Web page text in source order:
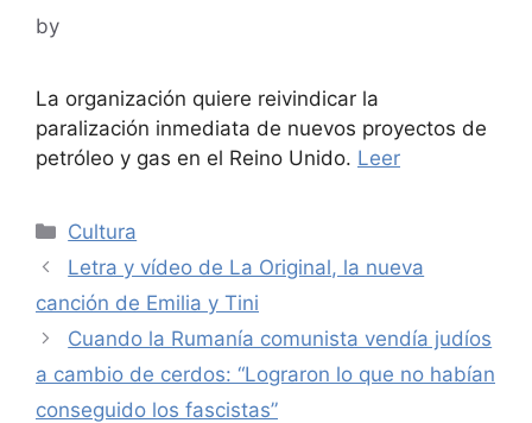
by
La organización quiere reivindicar la
paralización inmediata de nuevos proyectos de
petróleo y gas en el Reino Unido. Leer
Categories
Cultura
Letra y vídeo de La Original, la nueva
canción de Emilia y Tini
Cuando la Rumanía comunista vendía judíos
a cambio de cerdos: “Lograron lo que no habían
conseguido los fascistas”